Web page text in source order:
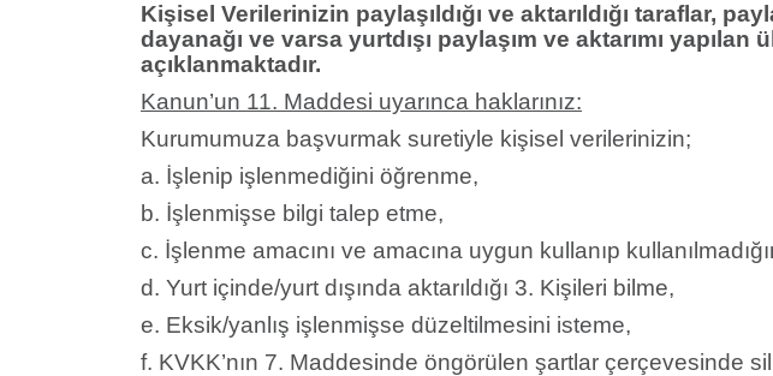
Kişisel Verilerinizin paylaşıldığı ve aktarıldığı taraflar,
dayanağı ve varsa yurtdışı paylaşım ve aktarımı
açıklanmaktadır.
Kanun’un 11. Maddesi uyarınca haklarınız:
Kurumumuza başvurmak suretiyle kişisel verilerinizin;
a. İşlenip işlenmediğini öğrenme,
b. İşlenmişse bilgi talep etme,
c. İşlenme amacını ve amacına uygun kullanıp
d. Yurt içinde/yurt dışında aktarıldığı 3. Kişileri bilme,
e. Eksik/yanlış işlenmişse düzeltilmesini isteme,
f. KVKK’nın 7. Maddesinde öngörülen şartlar çerçevesinde